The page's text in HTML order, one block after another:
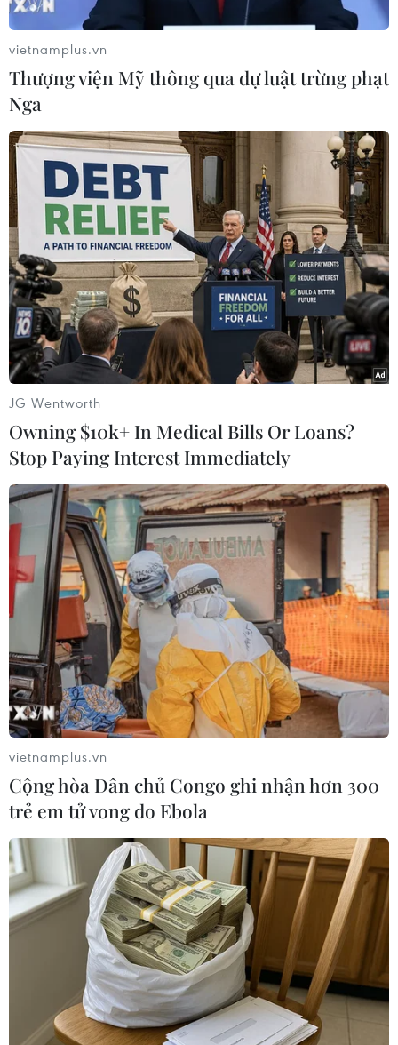
đáo, được phát minh lần đầu tiên vào năm
1443./.
Một công ty sản xuất giầy
ở Thanh Hóa cháy lớn
trong đêm Giao thừa
Ngay trước Giao thừa, ngọn lửa
bất ngờ bùng phát từ kho liệu
(chứa đế giầy đã gia công) của
công ty, sau đó nhanh chóng bao
trùm và thiêu rụi toàn bộ khu nhà
kho, ước tính thiệt hại nhiều tỷ
đồng.
(TTXVN/Vietnam+)
#Hàn Quốc #cháy bảo tàng
#thủ đô Seoul
Hàn Quốc
Theo dõi VietnamPlus
TIN LIÊN QUAN
vietnamplus.vn
Thượng viện Mỹ thông qua dự luật trừng phạt
Nga
JG Wentworth
Owning $10k+ In Medical Bills Or Loans?
Stop Paying Interest Immediately
vietnamplus.vn
Cộng hòa Dân chủ Congo ghi nhận hơn 300
trẻ em tử vong do Ebola